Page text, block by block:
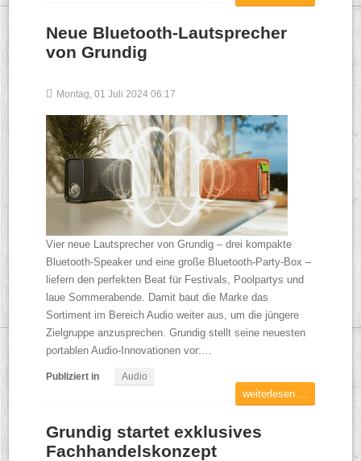
Neue Bluetooth-Lautsprecher
von Grundig
Montag, 01 Juli 2024 06:17
Vier neue Lautsprecher von Grundig – drei kompakte
Bluetooth-Speaker und eine große Bluetooth-Party-Box –
liefern den perfekten Beat für Festivals, Poolpartys und
laue Sommerabende. Damit baut die Marke das
Sortiment im Bereich Audio weiter aus, um die jüngere
Zielgruppe anzusprechen. Grundig stellt seine neuesten
portablen Audio-Innovationen vor:…
Publiziert in Audio
weiterlesen ...
Grundig startet exklusives
Fachhandelskonzept